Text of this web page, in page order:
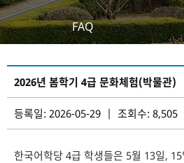
FAQ
2026년 봄학기 4급 문화체험(박물관)
등록일: 2026-05-29 | 조회수: 8,505
한국어학당 4급 학생들은 5월 13일,